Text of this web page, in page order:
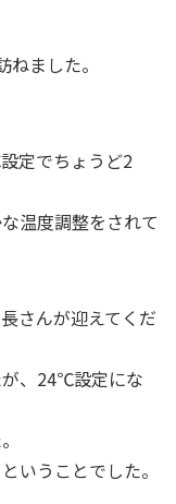
ました。
定でちょうど2
温度調整をされて
さんが迎えてくだ
、24℃設定にな
いうことでした。